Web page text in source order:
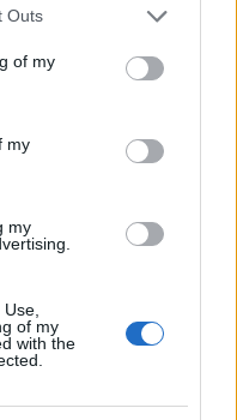
one or more Google
You may click to
its third-party tags to
in below Google
Outs
of my
my
my
of my
with the
della collettività, e
una
immediato e si
e sostenibili. Un
ma
in cui le aziende
al bene comune.